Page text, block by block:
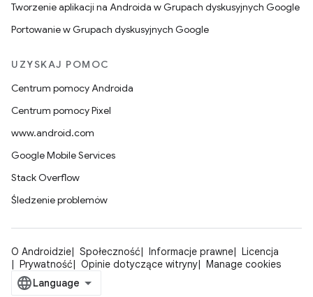
Tworzenie aplikacji na Androida w Grupach dyskusyjnych Google
Portowanie w Grupach dyskusyjnych Google
UZYSKAJ POMOC
Centrum pomocy Androida
Centrum pomocy Pixel
www.android.com
Google Mobile Services
Stack Overflow
Śledzenie problemów
O Androidzie Społeczność Informacje prawne
Licencja
Prywatność
Opinie dotyczące witryny Manage cookies